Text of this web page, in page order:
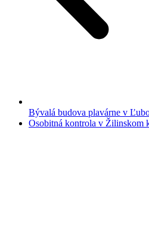
Bývalá budova plavárne v
Osobitná kontrola v Žilinskom